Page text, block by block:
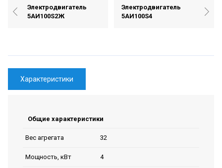
Электродвигатель
5АИ100S2Ж
Электродвигатель
5АИ100S4
Характеристики
Общие характеристики
Вес агрегата 32
Мощность, кВт 4